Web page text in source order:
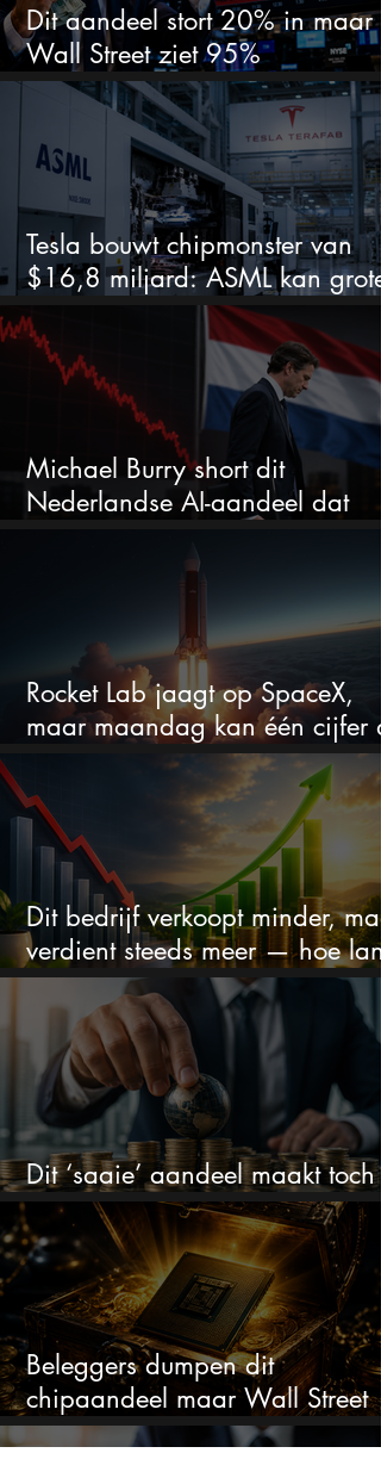
Dit aandeel stort 20% in maar
Wall Street ziet 95%
koerspotentieel
Tesla bouwt chipmonster van
$16,8 miljard: ASML kan grote
winnaar worden
Michael Burry short dit
Nederlandse AI-aandeel dat
Rocket Lab jaagt op SpaceX,
maar maandag kan één cijfer
droom doorprikken?
Dit bedrijf verkoopt minder,
verdient steeds meer — hoe
kan dit sprookje doorgaan?
Dit ‘saaie’ aandeel maakt toch
bizar veel winst
Beleggers dumpen dit
chipaandeel maar Wall Street
ziet een zeldzame koopkans